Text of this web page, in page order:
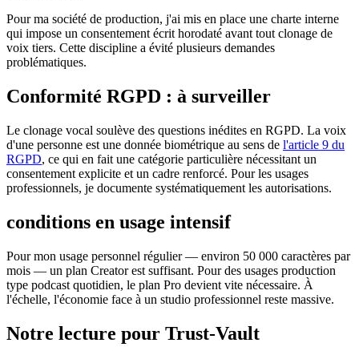
Pour ma société de production, j'ai mis en place une charte interne
qui impose un consentement écrit horodaté avant tout clonage de
voix tiers. Cette discipline a évité plusieurs demandes
problématiques.
Conformité RGPD : à surveiller
Le clonage vocal soulève des questions inédites en RGPD. La voix
d'une personne est une donnée biométrique au sens de l'article 9 du
RGPD, ce qui en fait une catégorie particulière nécessitant un
consentement explicite et un cadre renforcé. Pour les usages
professionnels, je documente systématiquement les autorisations.
conditions en usage intensif
Pour mon usage personnel régulier — environ 50 000 caractères par
mois — un plan Creator est suffisant. Pour des usages production
type podcast quotidien, le plan Pro devient vite nécessaire. À
l'échelle, l'économie face à un studio professionnel reste massive.
Notre lecture pour Trust-Vault